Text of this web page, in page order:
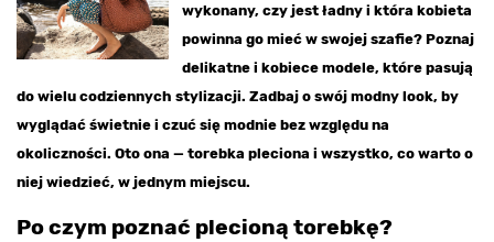
wykonany, czy jest ładny i która kobieta
powinna go mieć w swojej szafie? Poznaj
delikatne i kobiece modele, które pasują
do wielu codziennych stylizacji. Zadbaj o swój modny look, by
wyglądać świetnie i czuć się modnie bez względu na
okoliczności. Oto ona — torebka pleciona i wszystko, co warto o
niej wiedzieć, w jednym miejscu.
Po czym poznać plecioną torebkę?